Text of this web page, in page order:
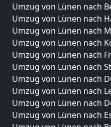
Umzug von Lünen nach
Umzug von Lünen nach
Umzug von Lünen nach
Umzug von Lünen nach
Umzug von Lünen nach
Umzug von Lünen nach
Umzug von Lünen nach
Umzug von Lünen nach
Umzug von Lünen nach
Umzug von Lünen nach